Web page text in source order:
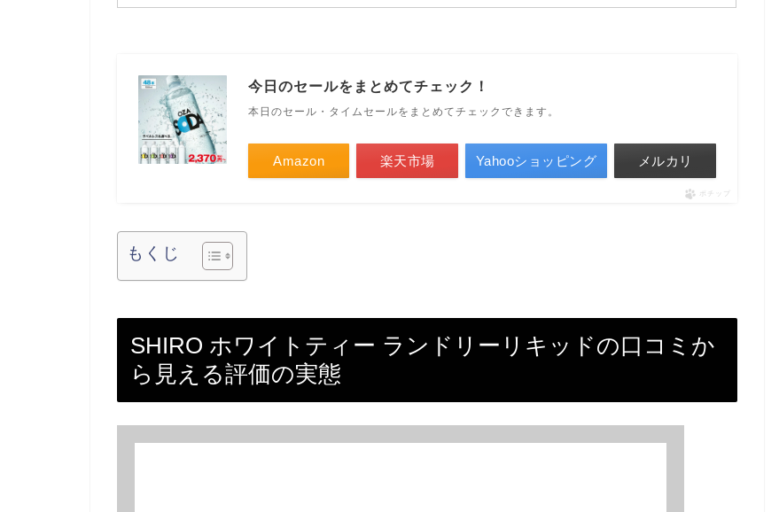
今日のセールをまとめてチェック！
本日のセール・タイムセールをまとめてチェックできます。
Amazon 楽天市場 Yahooショッピング メルカリ
ポチップ
もくじ
SHIRO ホワイトティー ランドリーリキッドの口コミか
ら見える評価の実態